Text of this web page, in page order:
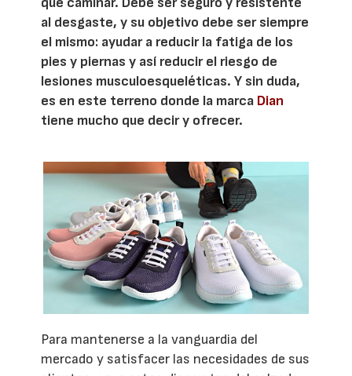
al desgaste, y su objetivo debe ser siempre
el mismo: ayudar a reducir la fatiga de los
pies y piernas y así reducir el riesgo de
lesiones musculoesqueléticas. Y sin duda,
es en este terreno donde la marca Dian
tiene mucho que decir y ofrecer.
Para mantenerse a la vanguardia del
mercado y satisfacer las necesidades de sus